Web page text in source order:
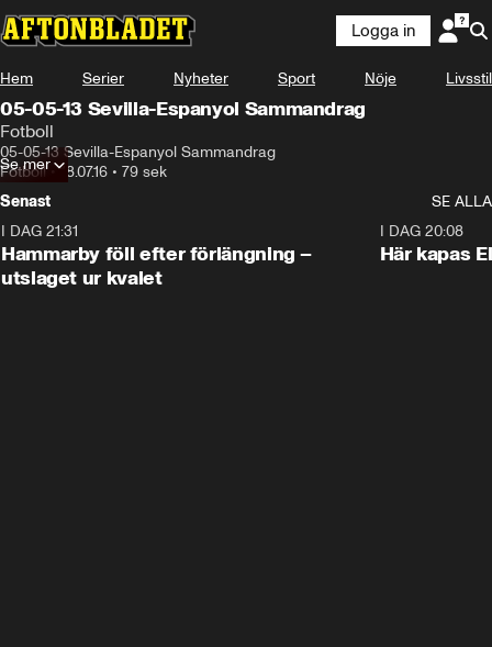
Logga in
Hem Serier Nyheter Sport Nöje Livsstil
05-05-13 Sevilla-Espanyol Sammandrag
Fotboll
05-05-13 Sevilla-Espanyol Sammandrag
Fotboll•18.07.16 • 79 sek
Se mer
Senast
SE ALLA
I DAG 21:31
Hammarby föll efter förlängning –
utslaget ur kvalet
I DAG 20:08
Här kapas